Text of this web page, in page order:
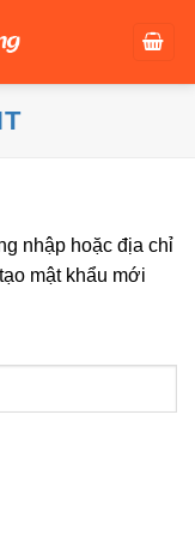
nhập hoặc địa chỉ
mật khẩu mới